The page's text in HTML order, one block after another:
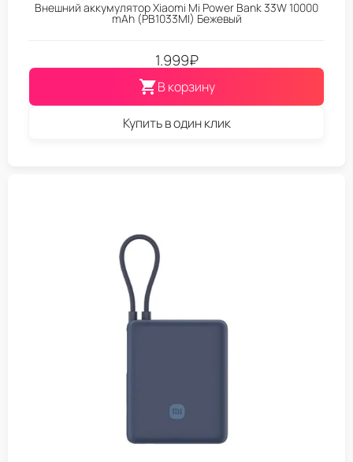
Внешний аккумулятор Xiaomi Mi Power Bank 33W 10000
mAh (PB1033MI) Бежевый
1.999₽
В корзину
Купить в один клик